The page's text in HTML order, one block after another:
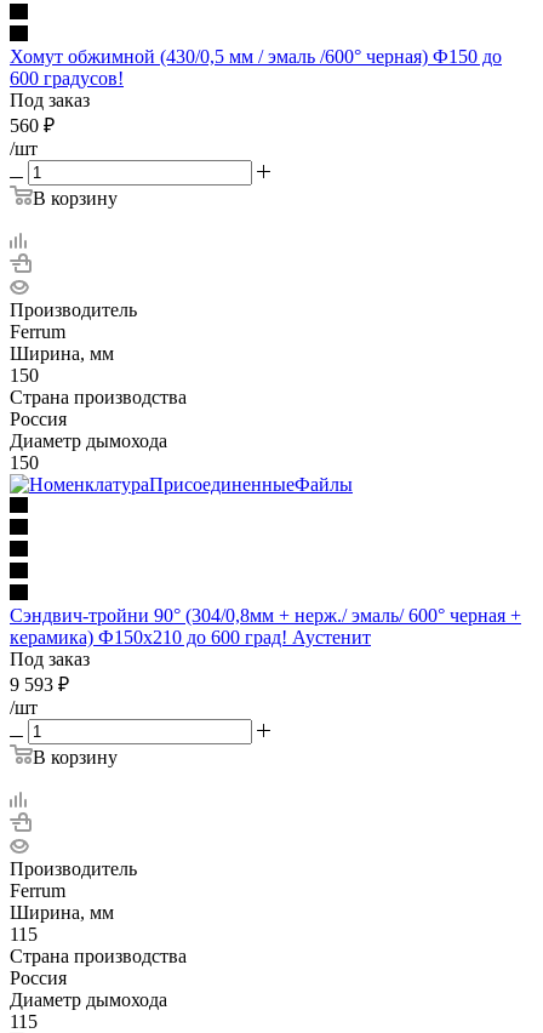
Хомут обжимной (430/0,5 мм / эмаль /600° черная) Ф150 до
600 градусов!
Под заказ
560 ₽
/шт
В корзину
Производитель
Ferrum
Ширина, мм
150
Страна производства
Россия
Диаметр дымохода
150
Сэндвич-тройни 90° (304/0,8мм + нерж./ эмаль/ 600° черная +
керамика) Ф150х210 до 600 град! Аустенит
Под заказ
9 593 ₽
/шт
В корзину
Производитель
Ferrum
Ширина, мм
115
Страна производства
Россия
Диаметр дымохода
115